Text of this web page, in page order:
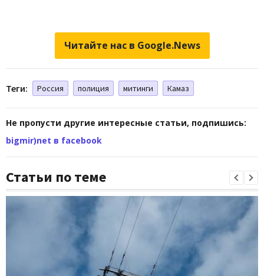
Читайте нас в Google.News
Теги: Россия полиция митинги Камаз
Не пропусти другие интересные статьи, подпишись:
bigmir)net в facebook
Статьи по теме